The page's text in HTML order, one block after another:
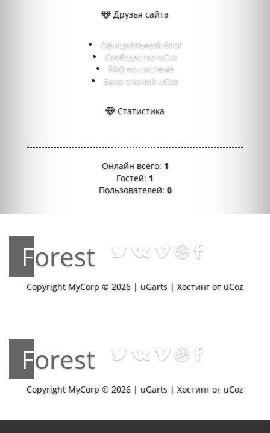
Друзья сайта
Официальный блог
Сообщество uCoz
FAQ по системе
База знаний uCoz
Статистика
Онлайн всего: 1
Гостей: 1
Пользователей:0
Forest
Copyright MyCorp © 2026 | uGarts | Хостинг от uCoz
Forest
Copyright MyCorp © 2026 | uGarts | Хостинг от uCoz